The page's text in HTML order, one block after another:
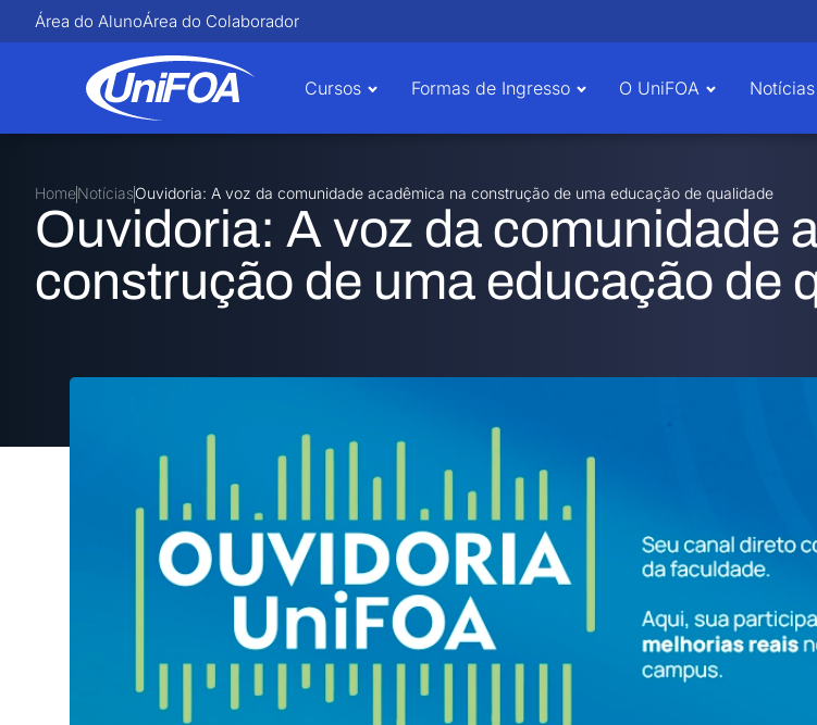
Área do AlunoÁrea do Colaborador
Cursos Formas de Ingresso O UniFOA
HomeNotíciasOuvidoria: A voz da comunidade acadêmica na construção de uma educação de qualidade
Ouvidoria: A voz da comunidade
construção de uma educação de